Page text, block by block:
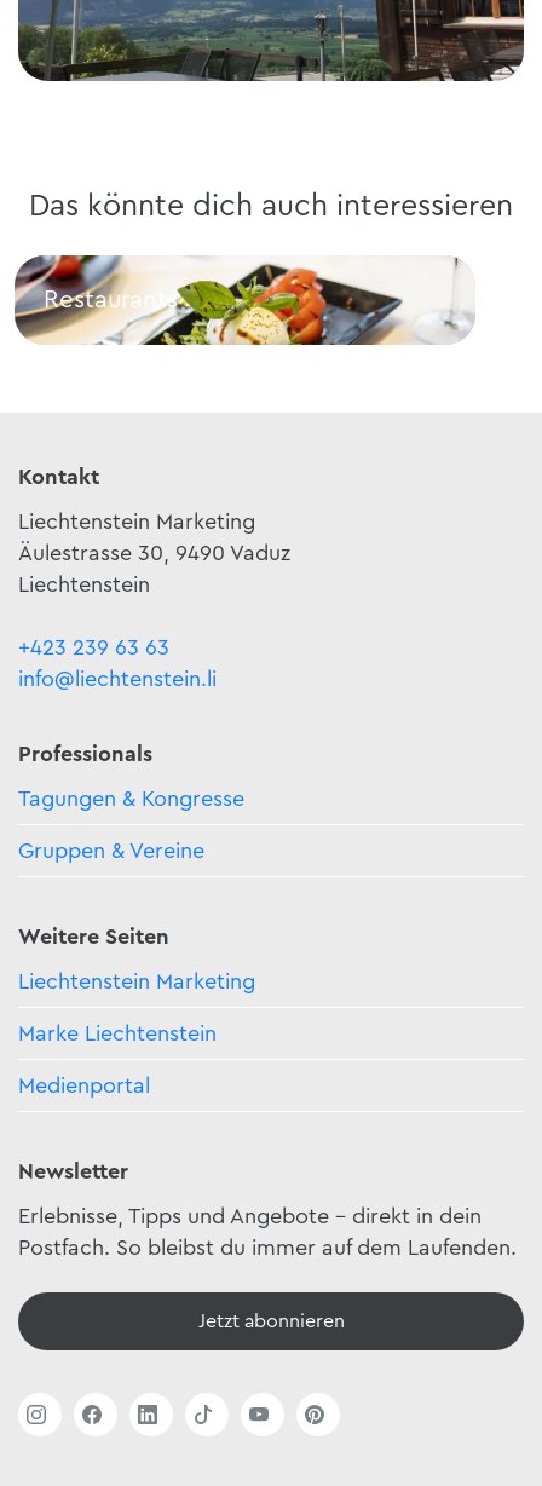
Das könnte dich auch interessieren
Restaurants
Restaurants
Kontakt
Liechtenstein Marketing
Äulestrasse 30, 9490 Vaduz
Liechtenstein
+423 239 63 63
info@liechtenstein.li
Professionals
Tagungen & Kongresse
Gruppen & Vereine
Weitere Seiten
Liechtenstein Marketing
Marke Liechtenstein
Medienportal
Newsletter
Erlebnisse, Tipps und Angebote – direkt in dein
Postfach. So bleibst du immer auf dem Laufenden.
Jetzt abonnieren